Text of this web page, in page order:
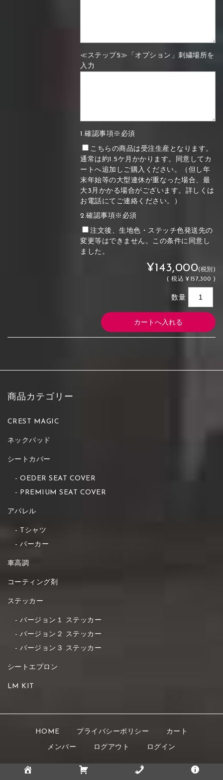
≪ステップ5≫「オプション」刺繍場所を
入力
1.確認事項※必須
こちらの商品は受注生産となります。
通常は約1.5ケ月かかります。同意してカ
ートへ追加しご購入ください。（但し年
末年始等の大型連休が重なった場合、最
大3月かかる場合がございます。詳しくは
お電話にてご連絡ください。）
2.確認事項※必須
注文後、生地色・ステッチ色発送先の
変更等はできません。この条件に同意し
ました。
¥143,000(税別)
(税込 ¥157,300 )
数量
商品カテゴリー
CREST MAGIC
ネックパッド
シートカバー
OEDER SEAT COVER
PREMIUM SEAT COVER
アパレル
Tシャツ
パーカー
車高調
コーティング剤
ステッカー
バージョン１ ステッカー
バージョン２ ステッカー
バージョン３ ステッカー
シートエプロン
LM KIT
HOME プライバシーポリシー カート
メンバー ログアウト ログイン
Copyright © 2021 K's STYLE All rights reserved.